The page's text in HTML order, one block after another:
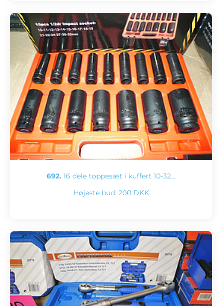
692. 16 dele toppesæt i kuffert 10-32…
Højeste bud: 200 DKK